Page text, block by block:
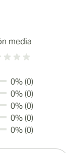
media
0% (0)
0% (0)
0% (0)
0% (0)
0% (0)